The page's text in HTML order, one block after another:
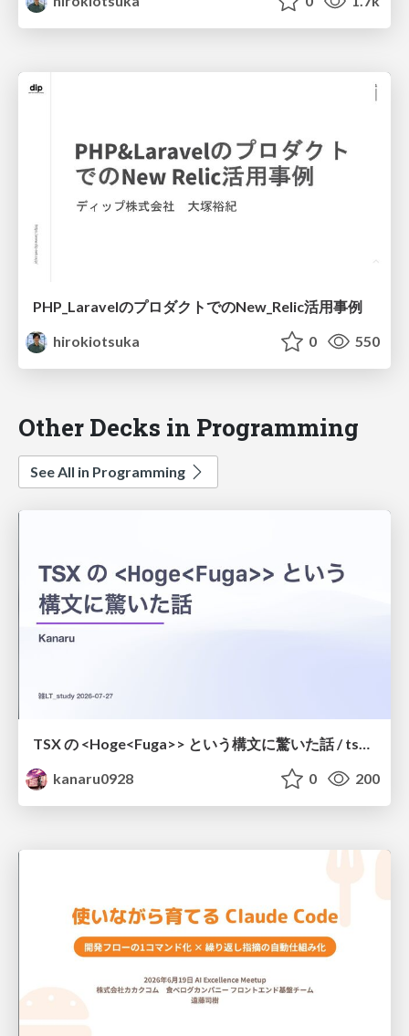
PHP_LaravelのプロダクトでのNew_Relic活用事例
hirokiotsuka
0 550
Other Decks in Programming
See All in Programming
TSX の <Hoge<Fuga>> という構文に驚いた話 / tsx-type-argument-syntax
kanaru0928
0 200